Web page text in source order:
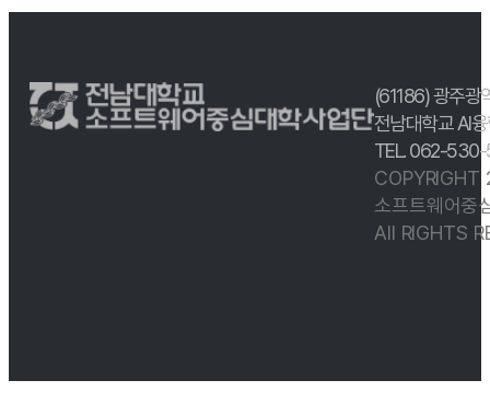
(61186) 광주광
전남대학교 AI
TEL. 062-
COPYRIGHT
소프트웨어중
All RIGHTS